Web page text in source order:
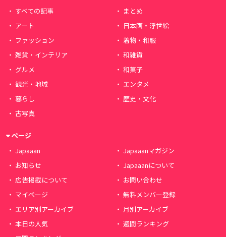
すべての記事
まとめ
アート
日本画・浮世絵
ファッション
着物・和服
雑貨・インテリア
和雑貨
グルメ
和菓子
観光・地域
エンタメ
暮らし
歴史・文化
古写真
ページ
Japaaan
Japaaanマガジン
お知らせ
Japaaanについて
広告掲載について
お問い合わせ
マイページ
無料メンバー登録
エリア別アーカイブ
月別アーカイブ
本日の人気
週間ランキング